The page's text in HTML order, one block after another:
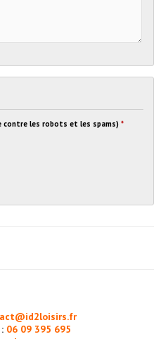
contre les robots et les spams) *
06 09 395 695